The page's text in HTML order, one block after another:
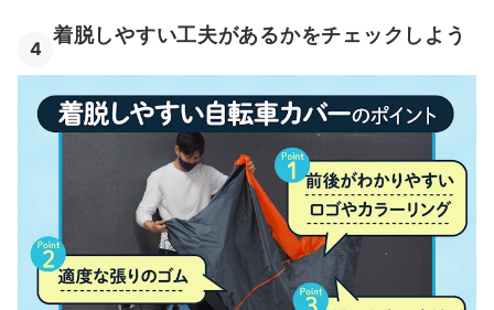
4
着脱しやすい工夫があるかをチェックしよう